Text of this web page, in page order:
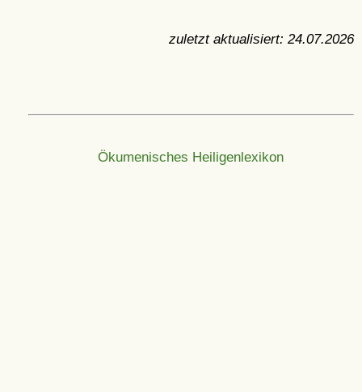
zuletzt aktualisiert: 24.07.2026
Ökumenisches Heiligenlexikon